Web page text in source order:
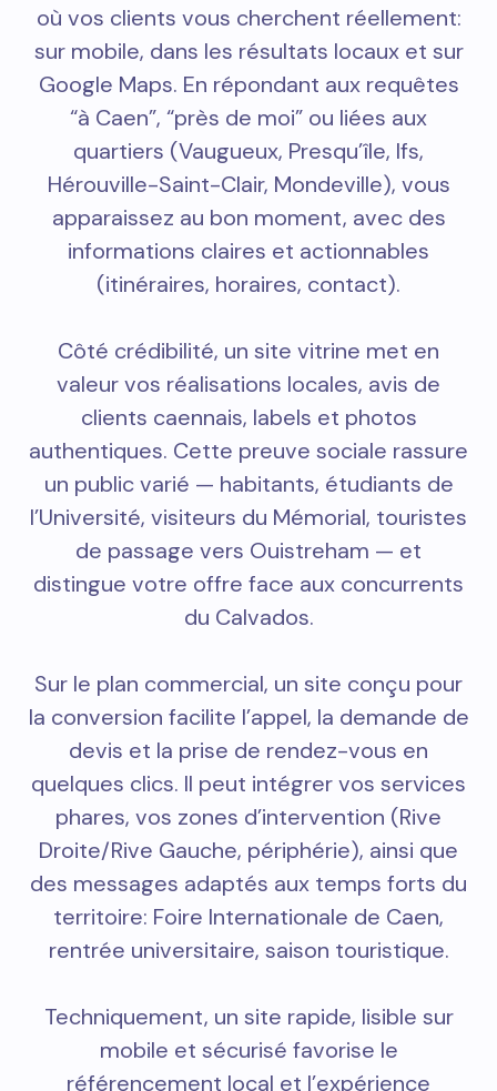
où vos clients vous cherchent réellement:
sur mobile, dans les résultats locaux et sur
Google Maps. En répondant aux requêtes
“à Caen”, “près de moi” ou liées aux
quartiers (Vaugueux, Presqu’île, Ifs,
Hérouville-Saint-Clair, Mondeville), vous
apparaissez au bon moment, avec des
informations claires et actionnables
(itinéraires, horaires, contact).
Côté crédibilité, un site vitrine met en
valeur vos réalisations locales, avis de
clients caennais, labels et photos
authentiques. Cette preuve sociale rassure
un public varié — habitants, étudiants de
l’Université, visiteurs du Mémorial, touristes
de passage vers Ouistreham — et
distingue votre offre face aux concurrents
du Calvados.
Sur le plan commercial, un site conçu pour
la conversion facilite l’appel, la demande de
devis et la prise de rendez-vous en
quelques clics. Il peut intégrer vos services
phares, vos zones d’intervention (Rive
Droite/Rive Gauche, périphérie), ainsi que
des messages adaptés aux temps forts du
territoire: Foire Internationale de Caen,
rentrée universitaire, saison touristique.
Techniquement, un site rapide, lisible sur
mobile et sécurisé favorise le
référencement local et l’expérience